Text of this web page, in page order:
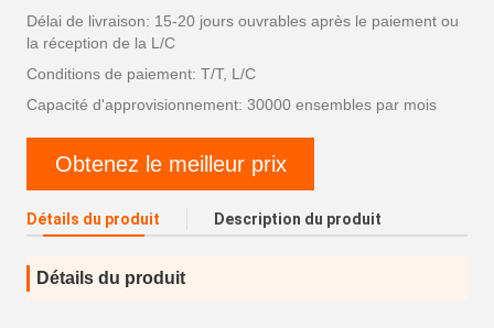
Délai de livraison: 15-20 jours ouvrables après le paiement ou
la réception de la L/C
Conditions de paiement: T/T, L/C
Capacité d'approvisionnement: 30000 ensembles par mois
Obtenez le meilleur prix
Détails du produit Description du produit
Détails du produit